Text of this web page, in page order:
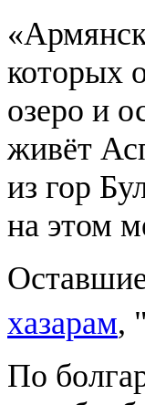
которых
озеро и
живёт
из гор
на этом
хазарам,
По